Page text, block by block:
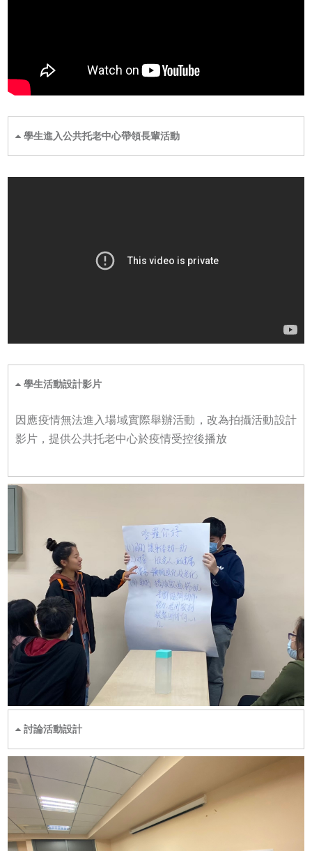
學生進入公共托老中心帶領長輩活動
學生活動設計影片
因應疫情無法進入場域實際舉辦活動，改為拍攝活動設計
影片，提供公共托老中心於疫情受控後播放
討論活動設計